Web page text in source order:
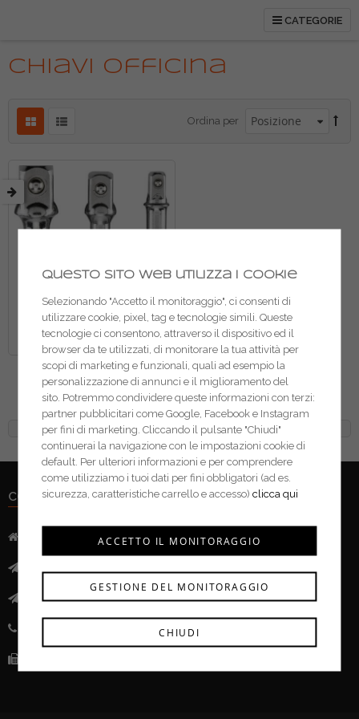
CATEGORIE
Chiavi officina
Ordina per
Kwb kit 3 adattatori per
chiavi a bussola 105310
CONTATTI
Via Mazzini, 52 - 46043 Castiglione delle Stivere (MN)
Pec:ferrcima@pec.it
(+39) 0376 943911
Questo sito web utilizza i cookie
Selezionando "Accetto il monitoraggio", ci consenti di
utilizzare cookie, pixel, tag e tecnologie simili. Queste
tecnologie ci consentono, attraverso il dispositivo ed il
browser da te utilizzati, di monitorare la tua attività per
scopi di marketing e funzionali, quali ad esempio la
personalizzazione di annunci e il miglioramento del
sito. Potremmo condividere queste informazioni con terzi:
partner pubblicitari come Google, Facebook e Instagram
per fini di marketing. Cliccando il pulsante "Chiudi"
continuerai la navigazione con le impostazioni cookie di
default. Per ulteriori informazioni e per comprendere
come utilizziamo i tuoi dati per fini obbligatori (ad es.
sicurezza, caratteristiche carrello e accesso)clicca qui
CHIUDI
GESTIONE DEL MONITORAGGIO
ACCETTO IL MONITORAGGIO